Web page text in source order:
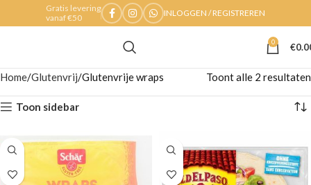
Gratis levering
vanaf €50
INLOGGEN / REGISTREREN
0 €
Home Glutenvrij Glutenvrije wraps Toont alle 2 resultaten
Toon sidebar